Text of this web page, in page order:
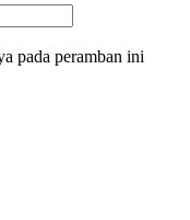
pada peramban ini